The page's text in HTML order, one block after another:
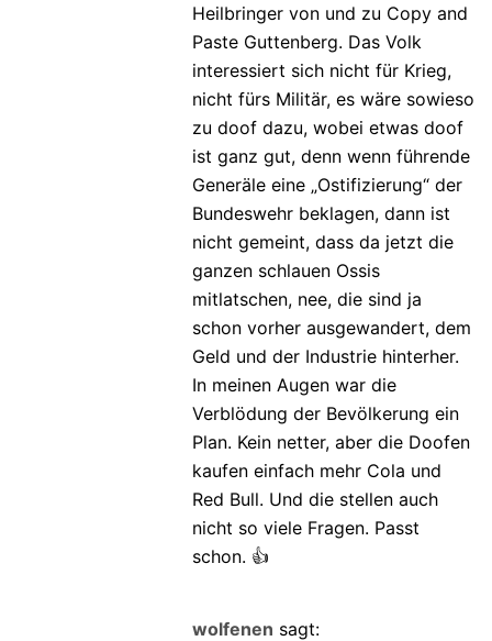
Heilbringer von und zu Copy and
Paste Guttenberg. Das Volk
interessiert sich nicht für Krieg,
nicht fürs Militär, es wäre sowieso
zu doof dazu, wobei etwas doof
ist ganz gut, denn wenn führende
Generäle eine „Ostifizierung“ der
Bundeswehr beklagen, dann ist
nicht gemeint, dass da jetzt die
ganzen schlauen Ossis
mitlatschen, nee, die sind ja
schon vorher ausgewandert, dem
Geld und der Industrie hinterher.
In meinen Augen war die
Verblödung der Bevölkerung ein
Plan. Kein netter, aber die Doofen
kaufen einfach mehr Cola und
Red Bull. Und die stellen auch
nicht so viele Fragen. Passt
schon. 👍
wolfenen sagt: